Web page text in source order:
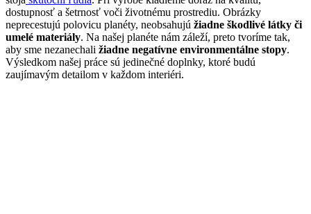
dostupnosť a šetrnosť voči životnému prostrediu. Obrázky
neprecestujú polovicu planéty, neobsahujú žiadne škodlivé látky či
umelé materiály. Na našej planéte nám záleží, preto tvoríme tak,
aby sme nezanechali žiadne negatívne environmentálne stopy.
Výsledkom našej práce sú jedinečné doplnky, ktoré budú
zaujímavým detailom v každom interiéri.